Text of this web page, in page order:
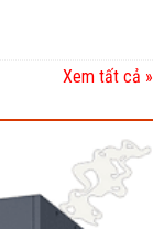
Xem tất cả »